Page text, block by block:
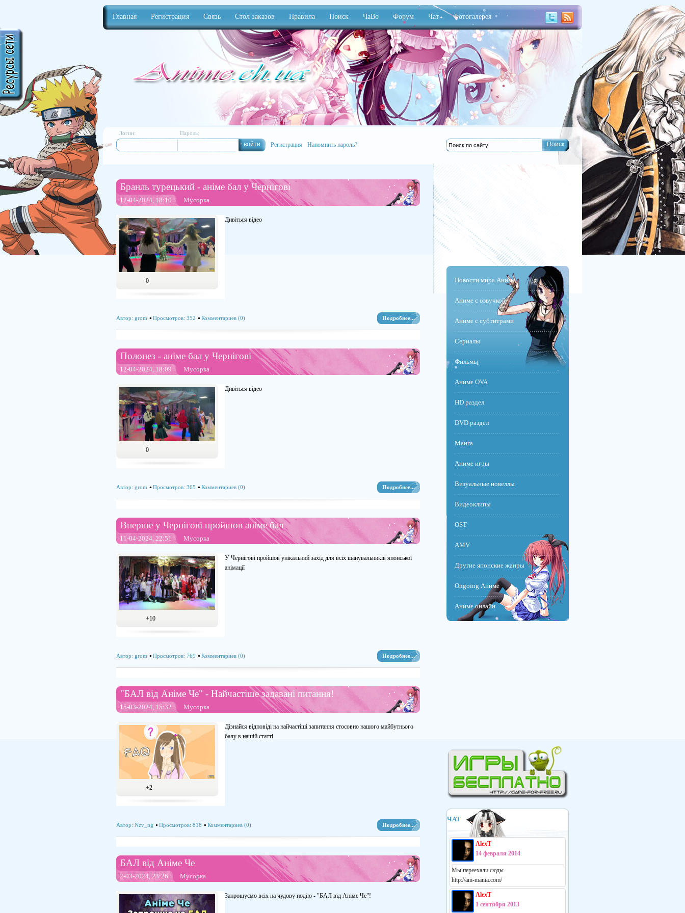
Главная Регистрация Связь Стол заказов Правила Поиск ЧаВо Форум Чат Фотогалерея
Логин: Пароль:
Регистрация Напомнить пароль?
Бранль турецький - аніме бал у Чернігові
12-04-2024, 18:10 Мусорка
0
Дивіться відео
Подробнее...
Автор: grom Просмотров: 352 Комментариев (0)
Полонез - аніме бал у Чернігові
12-04-2024, 18:09 Мусорка
0
Дивіться відео
Подробнее...
Автор: grom Просмотров: 365 Комментариев (0)
Вперше у Чернігові пройшов аніме бал
11-04-2024, 22:51 Мусорка
+10
У Чернігові пройшов унікальний захід для всіх шанувальників японської
анімації
Подробнее...
Автор: grom Просмотров: 769 Комментариев (0)
"БАЛ від Аніме Че" - Найчастіше задавані питання!
15-03-2024, 15:32 Мусорка
+2
Дізнайся відповіді на найчастіші запитання стосовно нашого майбутнього
балу в нашій статті
Подробнее...
Автор: Nzv_ng Просмотров: 818 Комментариев (0)
БАЛ від Аніме Че
2-03-2024, 23:26 Мусорка
Запрошуємо всіх на чудову подію - "БАЛ від Аніме Че"!
Новости мира Аниме
Аниме с озвучкой
Аниме с субтитрами
Сериалы
Фильмы
Аниме OVA
HD раздел
DVD раздел
Манга
Аниме игры
Визуальные новеллы
Видеоклипы
OST
AMV
Другие японские жанры
Ongoing Аниме
Аниме онлайн
ЧАТ
AlexT
14 февраля 2014
Мы переехали сюды
http://ani-mania.com/
AlexT
1 сентября 2013